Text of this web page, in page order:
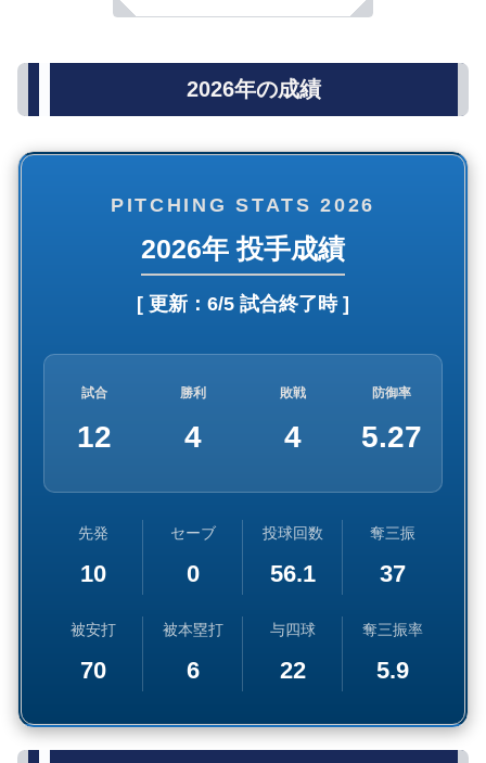
2026年の成績
PITCHING STATS 2026
2026年 投手成績
[ 更新： 6/5 試合終了時]
試合
12
勝利
4
敗戦
4
防御率
5.27
先発
10
セーブ
0
投球回数
56.1
奪三振
37
被安打
70
被本塁打
6
与四球
22
奪三振率
5.9